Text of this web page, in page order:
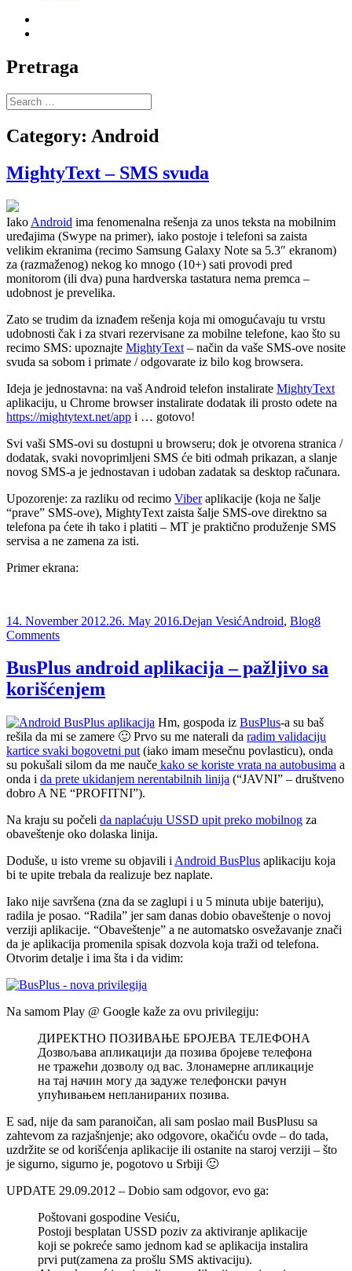
Pretraga
Search
for:
Category: Android
MightyText – SMS svuda
Iako Android ima fenomenalna rešenja za unos teksta na mobilnim
uređajima (Swype na primer), iako postoje i telefoni sa zaista
velikim ekranima (recimo Samsung Galaxy Note sa 5.3″ ekranom)
za (razmaženog) nekog ko mnogo (10+) sati provodi pred
monitorom (ili dva) puna hardverska tastatura nema premca –
udobnost je prevelika.
Zato se trudim da iznađem rešenja koja mi omogućavaju tu vrstu
udobnosti čak i za stvari rezervisane za mobilne telefone, kao što su
recimo SMS: upoznajte MightyText – način da vaše SMS-ove nosite
svuda sa sobom i primate / odgovarate iz bilo kog browsera.
Ideja je jednostavna: na vaš Android telefon instalirate MightyText
aplikaciju, u Chrome browser instalirate dodatak ili prosto odete na
https://mightytext.net/app i … gotovo!
Svi vaši SMS-ovi su dostupni u browseru; dok je otvorena stranica /
dodatak, svaki novoprimljeni SMS će biti odmah prikazan, a slanje
novog SMS-a je jednostavan i udoban zadatak sa desktop računara.
Upozorenje: za razliku od recimo Viberaplikacije (koja ne šalje
“prave” SMS-ove), MightyText zaista šalje SMS-ove direktno sa
telefona pa ćete ih tako i platiti – MT je praktično produženje SMS
servisa a ne zamena za isti.
Primer ekrana:
Posted
on
14. November 2012.26. May 2016.Author
Dejan VesićCategories
Android, Blog8
Commentson
–
SMS
svuda
BusPlus android aplikacija – pažljivo sa
korišćenjem
Hm, gospoda iz BusPlus-a su baš
rešila da mi se zamere 🙂 Prvo su me naterali da radim validaciju
kartice svaki bogovetni put (iako imam mesečnu povlasticu), onda
su pokušali silom da me nauče kako se koriste vrata na autobusima a
onda i da prete ukidanjem nerentabilnih linija (“JAVNI” – društveno
dobro A NE “PROFITNI”).
Na kraju su počeli da naplaćuju USSD upit preko mobilnog za
obaveštenje oko dolaska linija.
Doduše, u isto vreme su objavili i Android BusPlus aplikaciju koja
bi te upite trebala da realizuje bez naplate.
Iako nije savršena (zna da se zaglupi i u 5 minuta ubije bateriju),
radila je posao. “Radila” jer sam danas dobio obaveštenje o novoj
verziji aplikacije. “Obaveštenje” a ne automatsko osvežavanje znači
da je aplikacija promenila spisak dozvola koja traži od telefona.
Otvorim detalje i ima šta i da vidim:
Na samom Play @ Google kaže za ovu privilegiju:
ДИРЕКТНО ПОЗИВАЊЕ БРОЈЕВА ТЕЛЕФОНА
Дозвољава апликацији да позива бројеве телефона
не тражећи дозволу од вас. Злонамерне апликације
на тај начин могу да задуже телефонски рачун
упућивањем непланираних позива.
E sad, nije da sam paranoičan, ali sam poslao mail BusPlusu sa
zahtevom za razjašnjenje; ako odgovore, okačiću ovde – do tada,
uzdržite se od korišćenja aplikacije ili ostanite na staroj verziji – što
je sigurno, sigurno je, pogotovo u Srbiji 🙂
UPDATE 29.09.2012 – Dobio sam odgovor, evo ga:
Poštovani gospodine Vesiću,
Postoji besplatan USSD poziv za aktiviranje aplikacije
koji se pokreće samo jednom kad se aplikacija instalira
prvi put(zamena za prošlu SMS aktivaciju).